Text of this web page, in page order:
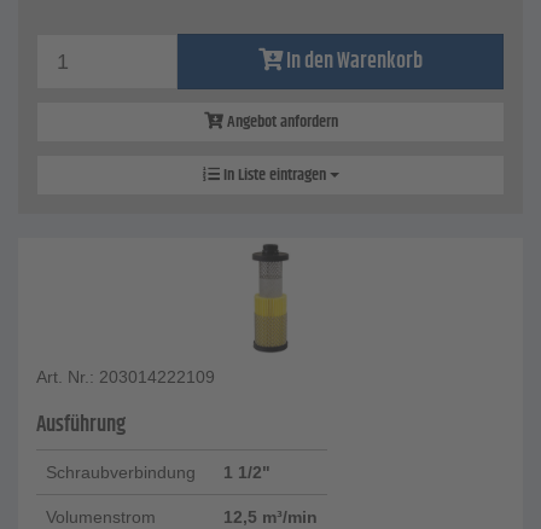
In den Warenkorb
Angebot anfordern
In Liste eintragen
Art. Nr.: 203014222109
Ausführung
Schraubverbindung 1 1/2"
Volumenstrom 12,5 m³/min